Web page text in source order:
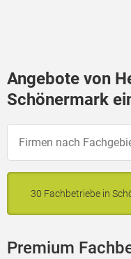
Angebote von
Schönermark
30 Fachbetriebe in
Premium